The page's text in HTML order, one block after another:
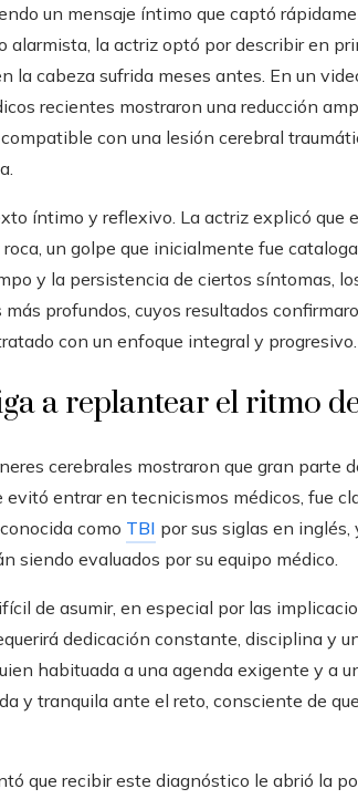
un mensaje íntimo que captó
alarmista, la actriz optó por describir en
la cabeza sufrida meses antes. En un
recientes mostraron una reducción
con una lesión cerebral
íntimo y reflexivo. La actriz explicó que
un golpe que inicialmente fue
y la persistencia de ciertos síntomas,
profundos, cuyos resultados
con un enfoque integral y progresivo.
a replantear el ritmo
cerebrales mostraron que gran parte
entrar en tecnicismos médicos, fue
como TBI por sus siglas en
siendo evaluados por su equipo médico.
de asumir, en especial por las
dedicación constante, disciplina y
habituada a una agenda exigente y a
y tranquila ante el reto, consciente de
que recibir este diagnóstico le abrió la